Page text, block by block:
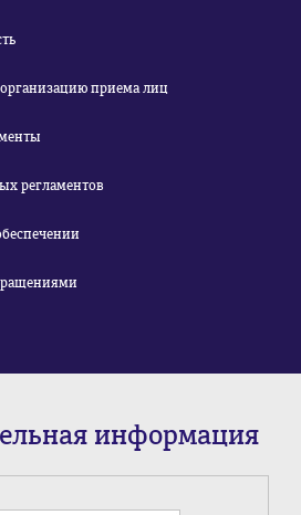
организацию приема лиц
регламентов
информация